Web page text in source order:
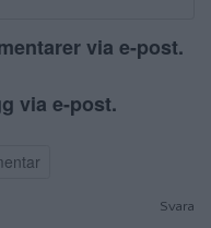
via e-post.
via e-post.
Svara